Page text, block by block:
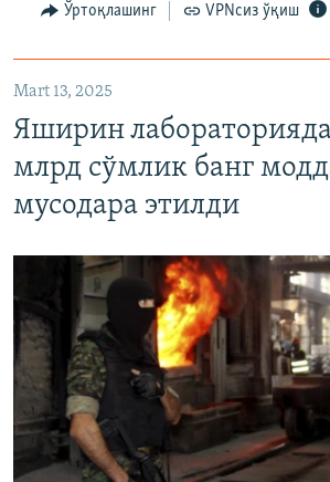
Ўртоқлашинг VPNсиз ўқиш
Mart 13, 2025
Яширин
млрд сўмлик банг
мусодара этилди